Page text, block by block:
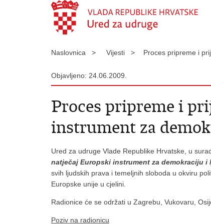
Naslovnica > Vijesti > Proces pripreme i
Objavljeno: 24.06.2009.
Proces pripreme i
instrument za
Ured za udruge Vlade Republike Hrvatske, u
natječaj Europski instrument za demokraciju i
svih ljudskih prava i temeljnih sloboda u okviru
Europske unije u cjelini.
Radionice će se održati u Zagrebu, Vukovaru,
Poziv na radionicu